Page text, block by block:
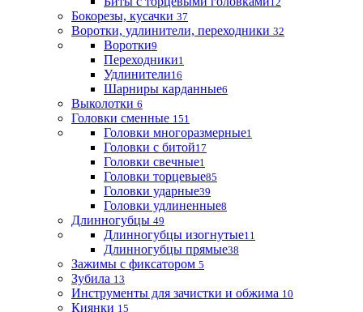
Бокорезы, кусачки 37
Воротки, удлинители, переходники 32
Воротки9
Переходники1
Удлинители16
Шарниры карданные6
Выколотки 6
Головки сменные 151
Головки многоразмерные1
Головки с битой17
Головки свечные1
Головки торцевые85
Головки ударные39
Головки удлиненные8
Длинногубцы 49
Длинногубцы изогнутые11
Длинногубцы прямые38
Зажимы с фиксатором 5
Зубила 13
Инструменты для зачистки и обжима 10
Киянки 15